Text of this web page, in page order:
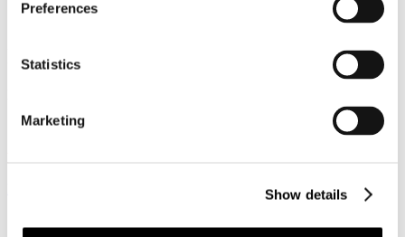
Preferences
Statistics
Marketing
Show details
Inammissibilità
Associazione Italiana Confindustria Alberghi
Pubblicato: 03 Marzo 2015